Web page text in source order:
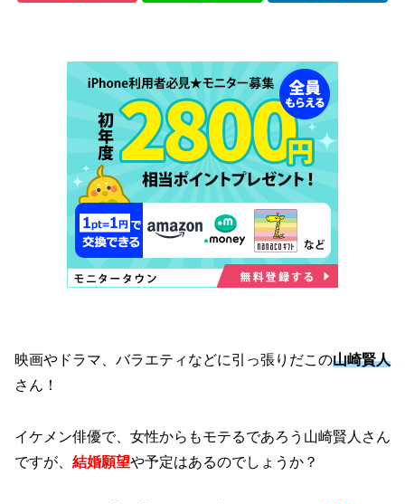
映画やドラマ、バラエティなどに引っ張りだこの山崎賢人
さん！
イケメン俳優で、女性からもモテるであろう山崎賢人さん
ですが、 結婚願望や予定はあるのでしょうか？